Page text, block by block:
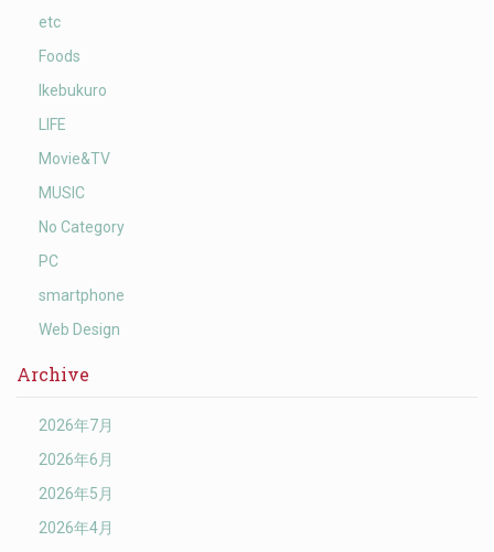
etc
Foods
Ikebukuro
LIFE
Movie&TV
MUSIC
No Category
PC
smartphone
Web Design
Archive
2026年7月
2026年6月
2026年5月
2026年4月